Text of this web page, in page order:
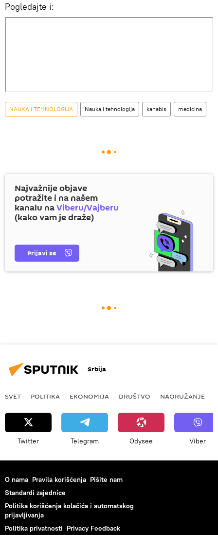
Pogledajte i:
NAUKA I TEHNOLOGIJA Nauka i tehnologija kanabis medicina
Najvažnije objave
potražite i na našem
kanalu naViberu/Vajberu
(kako vam je draže)
Prijavi se
Srbija
SVET POLITIKA EKONOMIJA DRUŠTVO NAORUŽANJE
Twitter Telegram Odysee Viber
O nama Pravila korišćenja Pišite nam
Standardi zajednice
Politika korišćenja kolačića i automatskog
prijavljivanja
Politika privatnosti Privacy Feedback